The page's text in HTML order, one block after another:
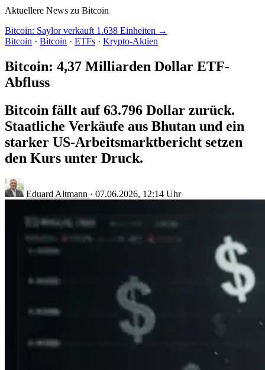
Aktuellere News zu Bitcoin
Bitcoin: Saylor verkauft 1.638 Einheiten →
Bitcoin · Bitcoin · ETFs · Krypto-Aktien
Bitcoin: 4,37 Milliarden Dollar ETF-
Abfluss
Bitcoin fällt auf 63.796 Dollar zurück.
Staatliche Verkäufe aus Bhutan und ein
starker US-Arbeitsmarktbericht setzen
den Kurs unter Druck.
Eduard Altmann · 07.06.2026, 12:14 Uhr